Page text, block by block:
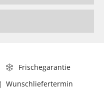
Frischegarantie
Wunschliefertermin